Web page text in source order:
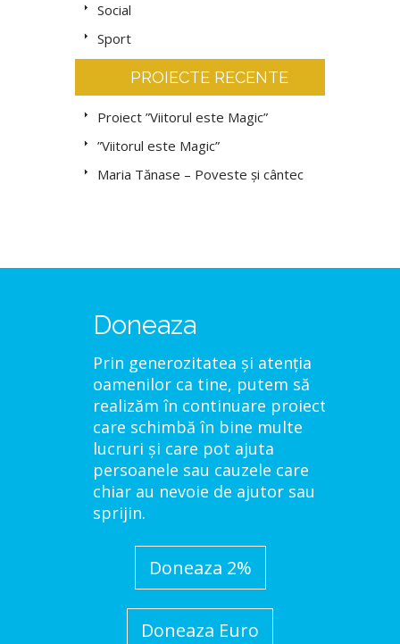
Social
Sport
PROIECTE RECENTE
Proiect ”Viitorul este Magic”
”Viitorul este Magic”
Maria Tănase – Poveste și cântec
Doneaza
Prin generozitatea și atenția
oamenilor ca tine, putem să
realizăm în continuare proiecte
care schimbă în bine multe
lucruri și care pot ajuta
persoanele sau cauzele care
chiar au nevoie de ajutor sau
sprijin.
Doneaza 2%
Doneaza Euro